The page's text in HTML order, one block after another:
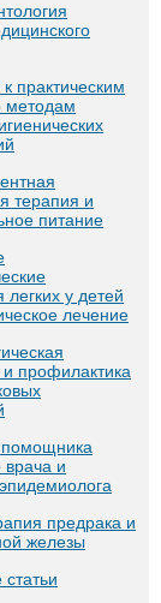
практическим
методам
терапия и
питание
легких у детей
лечение
и профилактика
врача и
предрака и
железы